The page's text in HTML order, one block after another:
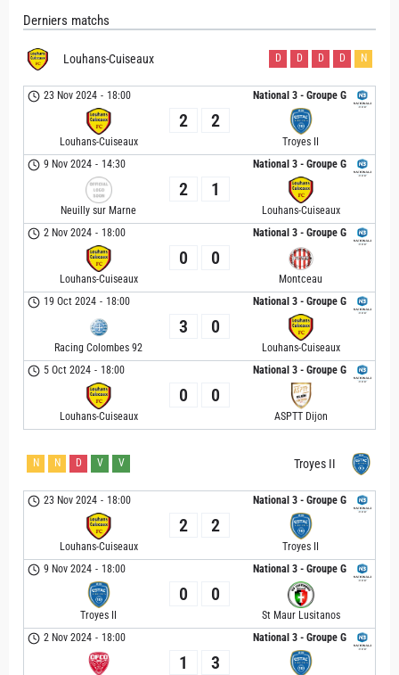
Derniers matchs
Louhans-Cuiseaux D D D D N
National 3 - Groupe G
23 Nov 2024 - 18:00
Louhans-Cuiseaux
2 2
Troyes II
National 3 - Groupe G
9 Nov 2024 - 14:30
Neuilly sur Marne
2 1
Louhans-Cuiseaux
National 3 - Groupe G
2 Nov 2024 - 18:00
Louhans-Cuiseaux
0 0
Montceau
National 3 - Groupe G
19 Oct 2024 - 18:00
Racing Colombes 92
3 0
Louhans-Cuiseaux
National 3 - Groupe G
5 Oct 2024 - 18:00
Louhans-Cuiseaux
0 0
ASPTT Dijon
Troyes II
N N D V V
National 3 - Groupe G
23 Nov 2024 - 18:00
Louhans-Cuiseaux
2 2
Troyes II
National 3 - Groupe G
9 Nov 2024 - 18:00
Troyes II
0 0
St Maur Lusitanos
National 3 - Groupe G
2 Nov 2024 - 18:00
1 3